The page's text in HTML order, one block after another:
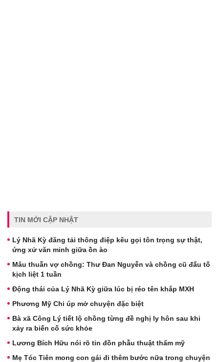
TIN MỚI CẬP NHẬT
Lý Nhã Kỳ đăng tải thông điệp kêu gọi tôn trọng sự thật,
ứng xử văn minh giữa ồn ào
Mâu thuẫn vợ chồng: Thư Đan Nguyễn và chồng cũ đấu tố
kịch liệt 1 tuần
Động thái của Lý Nhã Kỳ giữa lúc bị réo tên khắp MXH
Phương Mỹ Chi úp mở chuyện đặc biệt
Bà xã Công Lý tiết lộ chồng từng đề nghị ly hôn sau khi
xảy ra biến cố sức khỏe
Lương Bích Hữu nói rõ tin đồn phẫu thuật thẩm mỹ
Mẹ Tóc Tiên mong con gái đi thêm bước nữa trong chuyện